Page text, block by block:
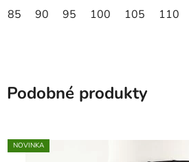
85 90 95 100 105 110
Podobné produkty
NOVINKA